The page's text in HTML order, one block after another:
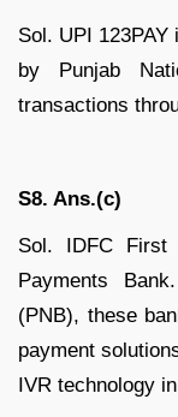
Sol. UPI
by Punjab
transactions
S8. Ans.(c)
Sol. IDFC First
Payments
(PNB), these
payment
IVR technology